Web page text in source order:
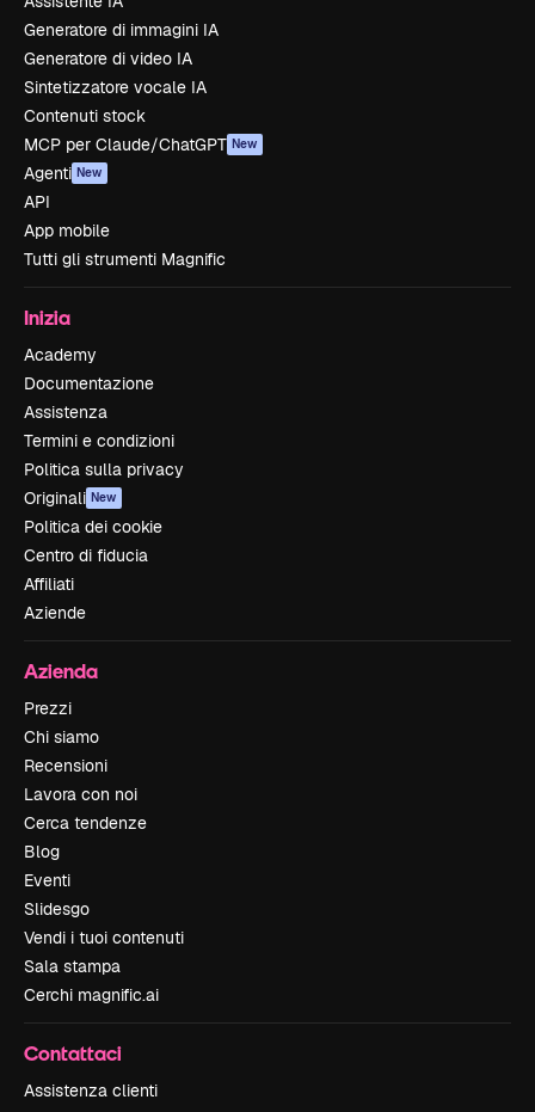
Generatore di immagini IA
Generatore di video IA
Sintetizzatore vocale IA
Contenuti stock
MCP per Claude/ChatGPT New
Agenti New
API
App mobile
Tutti gli strumenti Magnific
Inizia
Academy
Documentazione
Assistenza
Termini e condizioni
Politica sulla privacy
Originali New
Politica dei cookie
Centro di fiducia
Affiliati
Aziende
Azienda
Prezzi
Chi siamo
Recensioni
Lavora con noi
Cerca tendenze
Blog
Eventi
Slidesgo
Vendi i tuoi contenuti
Sala stampa
Cerchi magnific.ai
Contattaci
Assistenza clienti